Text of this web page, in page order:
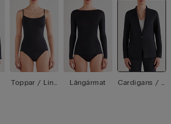
Toppar / Linn
Långärmat
Cardigans / J